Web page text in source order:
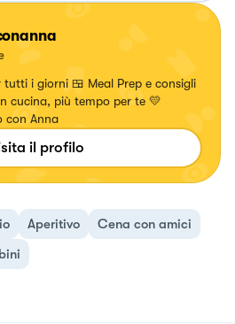
tutti i giorni 🍱 Meal Prep e consigli
cucina, più tempo per te 💛
con Anna
il profilo
Aperitivo
Cena con amici